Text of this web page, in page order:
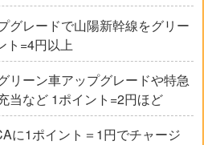
グレードで山陽新幹線をグリー
ト=4円以上
リーン車アップグレードや特急
当など 1ポイント=2円ほど
に1ポイント＝1円でチャージ